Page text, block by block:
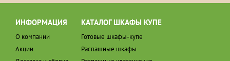
ИНФОРМАЦИЯ
О компании
Акции
КАТАЛОГ ШКАФЫ КУПЕ
Готовые шкафы-купе
Распашные шкафы